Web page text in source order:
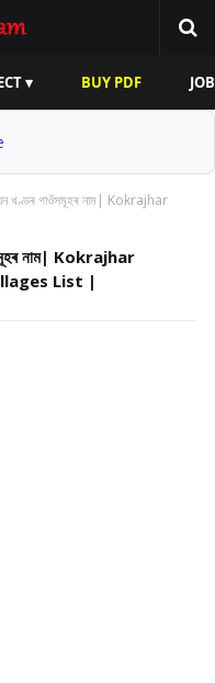
▾ BUY PDF
খণ্ডৰ গাওঁসমূহৰ নাম| Kokrajhar
নাম| Kokrajhar
List |